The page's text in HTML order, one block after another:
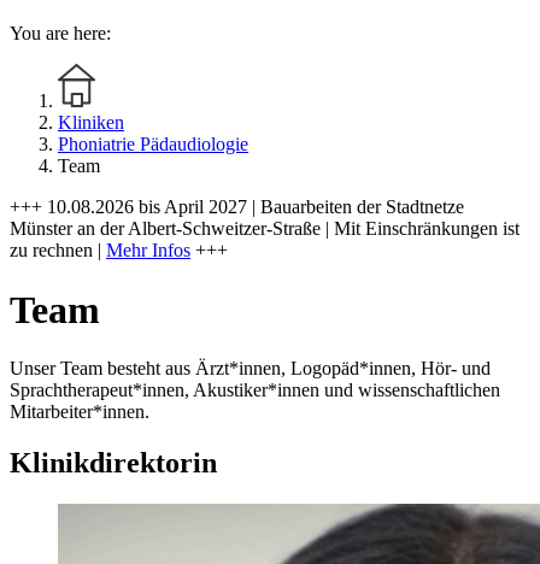
You are here:
Kliniken
Phoniatrie Pädaudiologie
Team
+++ 10.08.2026 bis April 2027 | Bauarbeiten der Stadtnetze
Münster an der Albert-Schweitzer-Straße | Mit Einschränkungen ist
zu rechnen | Mehr Infos +++
Team
Unser Team besteht aus Ärzt*innen, Logopäd*innen, Hör- und
Sprachtherapeut*innen, Akustiker*innen und wissenschaftlichen
Mitarbeiter*innen.
Klinikdirektorin